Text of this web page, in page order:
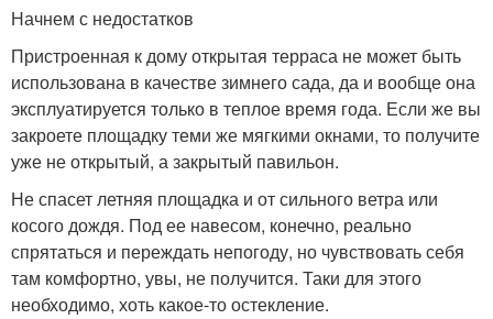
Начнем с недостатков
Пристроенная к дому открытая терраса не может быть
использована в качестве зимнего сада, да и вообще она
эксплуатируется только в теплое время года. Если же вы
закроете площадку теми же мягкими окнами, то получите
уже не открытый, а закрытый павильон.
Не спасет летняя площадка и от сильного ветра или
косого дождя. Под ее навесом, конечно, реально
спрятаться и переждать непогоду, но чувствовать себя
там комфортно, увы, не получится. Таки для этого
необходимо, хоть какое-то остекление.